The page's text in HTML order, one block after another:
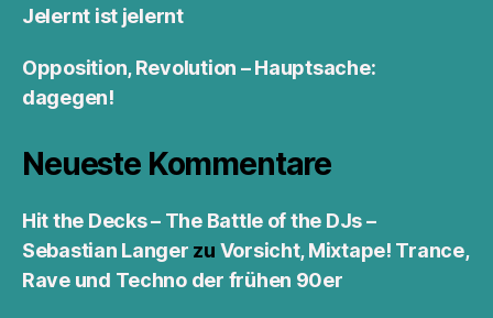
Jelernt ist jelernt
Opposition, Revolution – Hauptsache:
dagegen!
Neueste Kommentare
Hit the Decks – The Battle of the DJs –
Sebastian Langer zu Vorsicht, Mixtape! Trance,
Rave und Techno der frühen 90er